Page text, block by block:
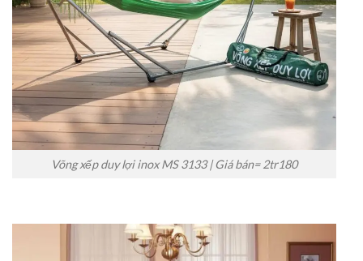
Võng xếp duy lợi inox MS 3133 | Giá bán= 2tr180